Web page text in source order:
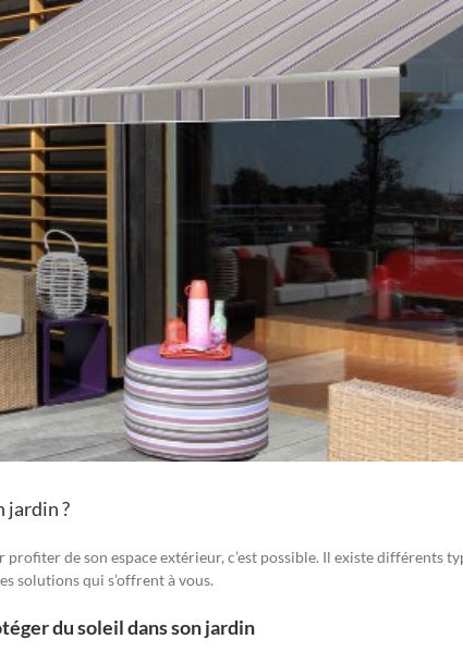
jardin ?
de son espace extérieur, c’est possible. Il existe différents
solutions qui s’offrent à vous.
du soleil dans son jardin